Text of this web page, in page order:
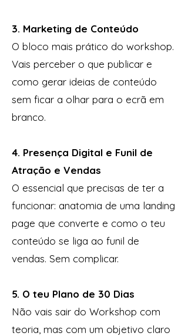
3. Marketing de Conteúdo
O bloco mais prático do workshop.
Vais perceber o que publicar e
como gerar ideias de conteúdo
sem ficar a olhar para o ecrã em
branco.
4. Presença Digital e Funil de
Atração e Vendas
O essencial que precisas de ter a
funcionar: anatomia de uma landing
page que converte e como o teu
conteúdo se liga ao funil de
vendas. Sem complicar.
5. O teu Plano de 30 Dias
Não vais sair do Workshop com
teoria, mas com um objetivo claro